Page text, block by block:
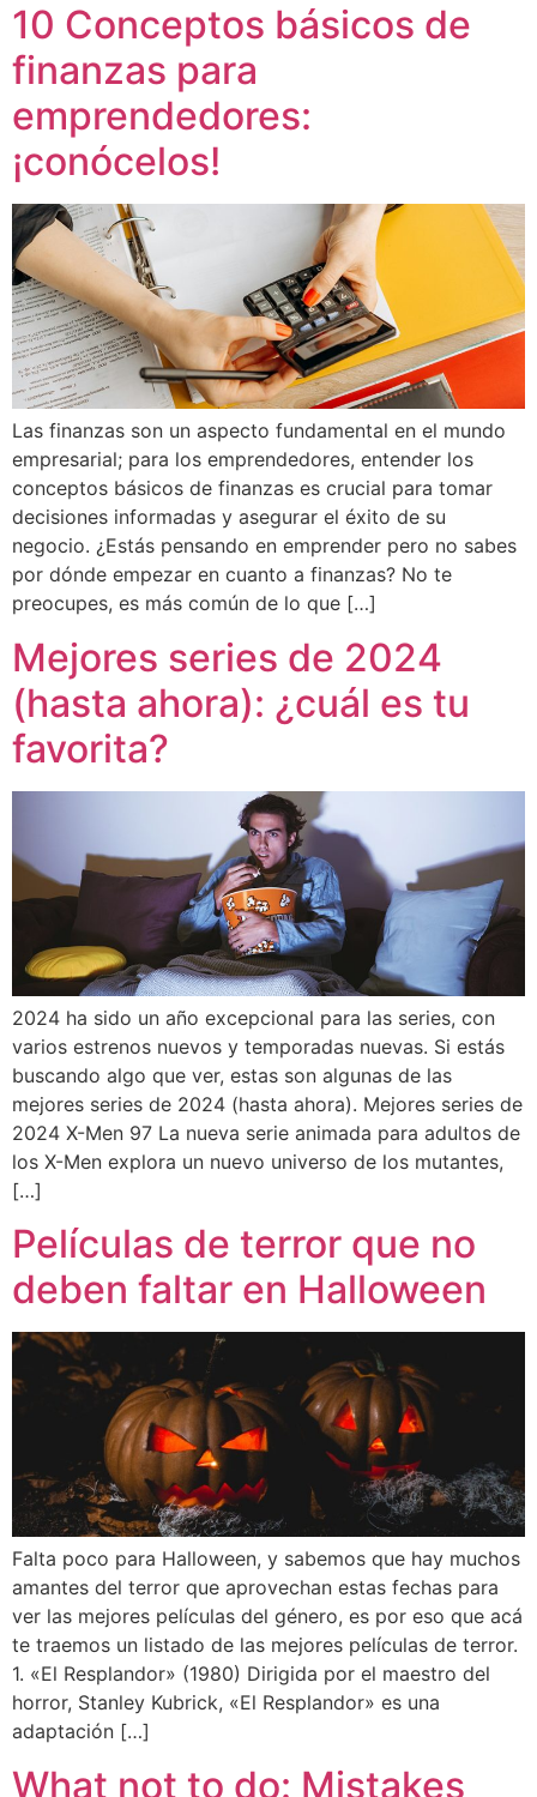
10 Conceptos básicos de
finanzas para
emprendedores:
¡conócelos!
Las finanzas son un aspecto fundamental en el mundo
empresarial; para los emprendedores, entender los
conceptos básicos de finanzas es crucial para tomar
decisiones informadas y asegurar el éxito de su
negocio. ¿Estás pensando en emprender pero no sabes
por dónde empezar en cuanto a finanzas? No te
preocupes, es más común de lo que […]
Mejores series de 2024
(hasta ahora): ¿cuál es tu
favorita?
2024 ha sido un año excepcional para las series, con
varios estrenos nuevos y temporadas nuevas. Si estás
buscando algo que ver, estas son algunas de las
mejores series de 2024 (hasta ahora). Mejores series de
2024 X-Men 97 La nueva serie animada para adultos de
los X-Men explora un nuevo universo de los mutantes,
[…]
Películas de terror que no
deben faltar en Halloween
Falta poco para Halloween, y sabemos que hay muchos
amantes del terror que aprovechan estas fechas para
ver las mejores películas del género, es por eso que acá
te traemos un listado de las mejores películas de terror.
1. «El Resplandor» (1980) Dirigida por el maestro del
horror, Stanley Kubrick, «El Resplandor» es una
adaptación […]
What not to do: Mistakes